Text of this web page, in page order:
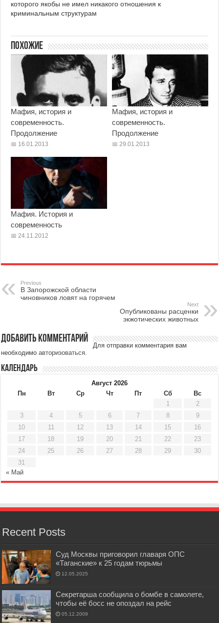
которого якобы не имел никакого отношения к
криминальным структурам
Похожие
Мафия, история и
современность.
Продолжение
16.01.2013
Мафия, история и
современность.
Продолжение
29.01.2013
Мафия. История и
современность
24.11.2012
Previous
В Запорожской области
чиновников ловят на горячем
Next
Опубликованы расценки
экжотических животных
Добавить комментарий
Для отправки комментария вам
необходимоавторизоваться.
Календарь
Август 2026
Пн
Вт Ср Чт Пт Сб
Вс
1
2
3
4 5 6 7 8
9
10
11 12 13 14 15
16
17
18 19 20 21 22
23
24
25 26 27 28 29
30
31
« Май
Recent Posts
Суд Москвы приговорил главаря ОПС
«Таганские» к 25 годам тюрьмы
12.05.2025
Секретарша сообщила о бомбе в самолете,
чтобы её босс не опоздал на рейс
05.12.2009